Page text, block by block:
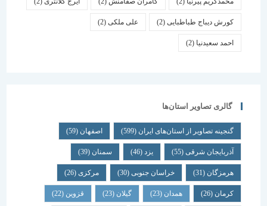
کورش دیباج طباطبایی(2) علی ملکی(2)
احمد سعیدنیا (2)
گالری تصاویر استان‌ها
گنجینه تصاویر از استان‌های ایران(599) اصفهان (59)
آذربایجان شرقی(55) یزد سمنان (39)
هرمزگان(31) خراسان جنوبی(30) مرکزی (26)
همدان گیلان قزوین